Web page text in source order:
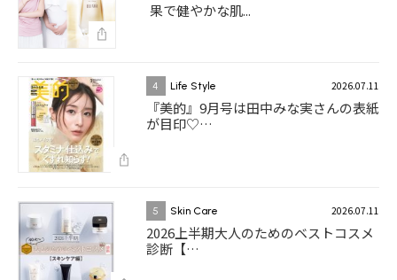
果で健やかな肌...
4 Life Style 2026.07.11
『美的』9月号は田中みな実さんの表紙
が目印♡…
5 Skin Care 2026.07.11
2026上半期大人のためのベストコスメ
診断【…